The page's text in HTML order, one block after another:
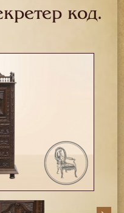
код.